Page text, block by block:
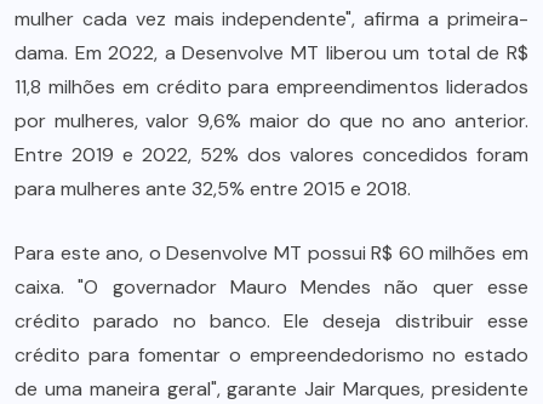
mulher cada vez mais independente", afirma a primeira-
dama. Em 2022, a Desenvolve MT liberou um total de R$
11,8 milhões em crédito para empreendimentos liderados
por mulheres, valor 9,6% maior do que no ano anterior.
Entre 2019 e 2022, 52% dos valores concedidos foram
para mulheres ante 32,5% entre 2015 e 2018.
Para este ano, o Desenvolve MT possui R$ 60 milhões em
caixa. "O governador Mauro Mendes não quer esse
crédito parado no banco. Ele deseja distribuir esse
crédito para fomentar o empreendedorismo no estado
de uma maneira geral", garante Jair Marques, presidente